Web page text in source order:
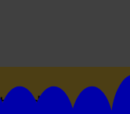
du